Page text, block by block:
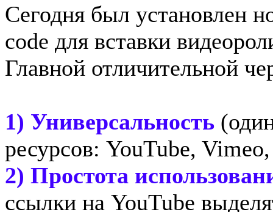
Сегодня был установлен
code для вставки
Главной отличительной
1) Универсальность
ресурсов: YouTube,
2) Простота
ссылки на YouTube